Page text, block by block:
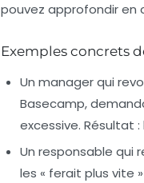
pouvez approfondir en
Exemples concrets
Un manager qui
Basecamp,
excessive. Résultat
Un responsable qui
les « ferait plus vite